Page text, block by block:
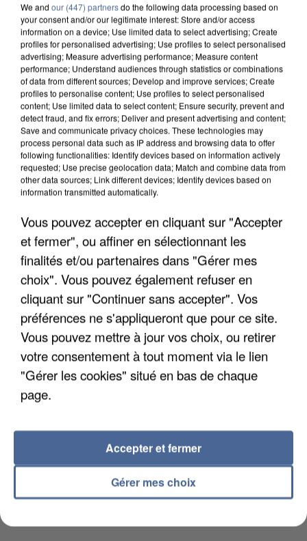
COULÉE DE BOUE EN HAUTE-SAVOIE
LES DONNÉES DE 300 000 CLIENTS DÉROBÉES À
INTERMARCHÉ APRÈS UNE...
We and our (447) partnersdo the following data processing based on
your consent and/or our legitimate interest: Store and/or access
information on a device; Use limited data to select advertising; Create
profiles for personalised advertising; Use profiles to select personalised
advertising; Measure advertising performance; Measure content
performance; Understand audiences through statistics or combinations
of data from different sources; Develop and improve services; Create
profiles to personalise content; Use profiles to select personalised
content; Use limited data to select content; Ensure security, prevent and
detect fraud, and fix errors; Deliver and present advertising and content;
Save and communicate privacy choices. These technologies may
process personal data such as IP address and browsing data to offer
following functionalities: Identify devices based on information actively
requested; Use precise geolocation data; Match and combine data from
other data sources; Link different devices; Identify devices based on
information transmitted automatically.
Vous pouvez accepter en cliquant sur "Accepter
et fermer", ou affiner en sélectionnant les
finalités et/ou partenaires dans "Gérer mes
choix". Vous pouvez également refuser en
cliquant sur "Continuer sans accepter". Vos
préférences ne s'appliqueront que pour ce site.
Vous pouvez mettre à jour vos choix, ou retirer
votre consentement à tout moment via le lien
"Gérer les cookies" situé en bas de chaque
page.
Gérer mes choix
Accepter et fermer